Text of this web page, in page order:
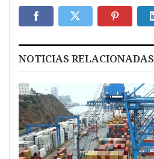
NOTICIAS RELACIONADAS